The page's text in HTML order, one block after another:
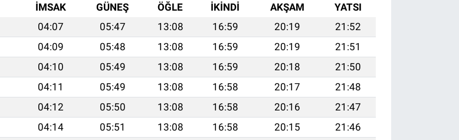
İMSAK GÜNEŞ ÖĞLE İKINDI AKŞAM
YATSI
04:07 05:47 13:08 16:59 20:19
21:52
04:09 05:48 13:08 16:59 20:19
21:51
04:10 05:49 13:08 16:59 20:18
21:50
04:11 05:49 13:08 16:58 20:17
21:48
04:12 05:50 13:08 16:58 20:16
21:47
04:14 05:51 13:08 16:58 20:15
21:46